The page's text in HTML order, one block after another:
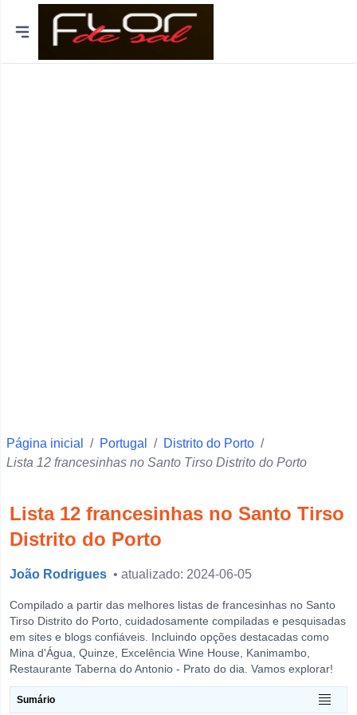
Beja
Santarém
Portalegre
Castelo Branco
Évora
Leiria
Guarda
Horta
View more
Página inicial / Portugal / Distrito do Porto /
Lista 12 francesinhas no Santo Tirso Distrito do Porto
Lista 12 francesinhas no Santo Tirso
Distrito do Porto
João Rodrigues • atualizado: 2024-06-05
Compilado a partir das melhores listas de francesinhas no Santo
Tirso Distrito do Porto, cuidadosamente compiladas e pesquisadas
em sites e blogs confiáveis. Incluindo opções destacadas como
Mina d'Água, Quinze, Excelência Wine House, Kanimambo,
Restaurante Taberna do Antonio - Prato do dia. Vamos explorar!
Sumário